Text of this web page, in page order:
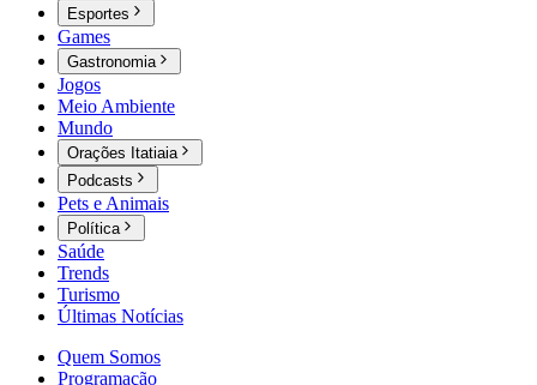
Esportes
Games
Gastronomia
Jogos
Meio Ambiente
Mundo
Orações Itatiaia
Podcasts
Pets e Animais
Política
Saúde
Trends
Turismo
Últimas Notícias
Quem Somos
Programação